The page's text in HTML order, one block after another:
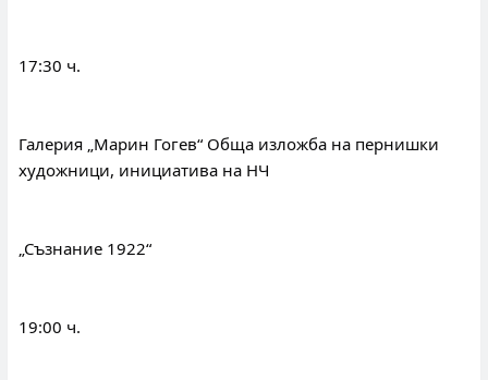
17:30 ч.
Галерия „Марин Гогев“ Обща изложба на пернишки
художници, инициатива на НЧ
„Съзнание 1922“
19:00 ч.